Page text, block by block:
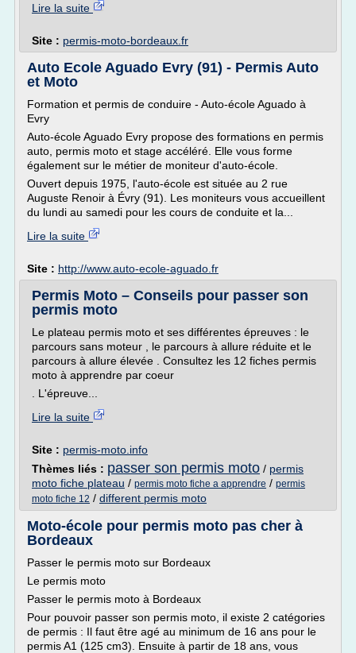
Lire la suite
Site : permis-moto-bordeaux.fr
Auto Ecole Aguado Evry (91) - Permis Auto
et Moto
Formation et permis de conduire - Auto-école Aguado à
Evry
Auto-école Aguado Evry propose des formations en permis
auto, permis moto et stage accéléré. Elle vous forme
également sur le métier de moniteur d'auto-école.
Ouvert depuis 1975, l'auto-école est située au 2 rue
Auguste Renoir à Évry (91). Les moniteurs vous accueillent
du lundi au samedi pour les cours de conduite et la...
Lire la suite
Site : http://www.auto-ecole-aguado.fr
Permis Moto – Conseils pour passer son
permis moto
Le plateau permis moto et ses différentes épreuves : le
parcours sans moteur , le parcours à allure réduite et le
parcours à allure élevée . Consultez les 12 fiches permis
moto à apprendre par coeur
. L'épreuve...
Lire la suite
Site : permis-moto.info
Thèmes liés : passer son permis moto / permis
moto fiche plateau / permis moto fiche a apprendre / permis
moto fiche 12 / different permis moto
Moto-école pour permis moto pas cher à
Bordeaux
Passer le permis moto sur Bordeaux
Le permis moto
Passer le permis moto à Bordeaux
Pour pouvoir passer son permis moto, il existe 2 catégories
de permis : Il faut être agé au minimum de 16 ans pour le
permis A1 (125 cm3). Ensuite à partir de 18 ans, vous